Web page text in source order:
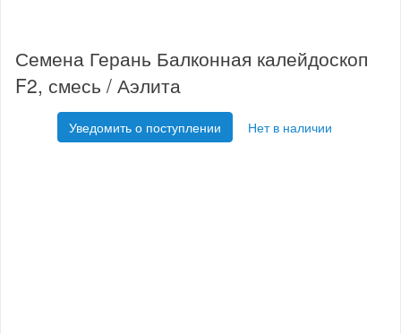
Семена Герань Балконная калейдоскоп
F2, смесь / Аэлита
Уведомить о поступлении Нет в наличии